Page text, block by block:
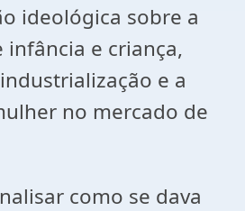
ideológica sobre a
infância e criança,
e a
no mercado de
como se dava